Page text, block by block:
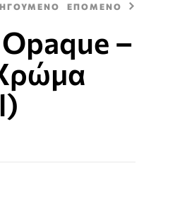
3,20€
ΕΠΟΜΕΝΟ
3,20€
–